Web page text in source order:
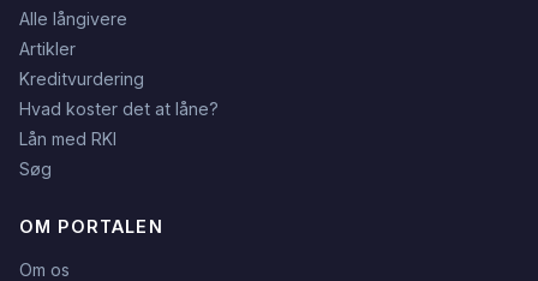
Alle långivere
Artikler
Kreditvurdering
Hvad koster det at låne?
Lån med RKI
Søg
OM PORTALEN
Om os